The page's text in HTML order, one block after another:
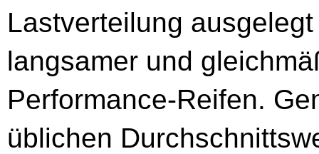
Lastverteilung
langsamer und
Performance-Reifen.
üblichen